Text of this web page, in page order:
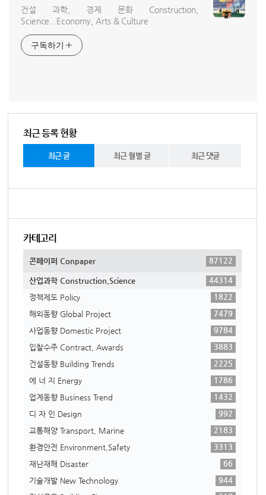
건설 과학, 경제 문화 Construction,
Science...Economy, Arts & Culture
구독하기
최근 등록 현황
최근 글 최근 월별 글 최근 댓글
카테고리
콘페이퍼 Conpaper 87122
산업과학 Construction,Science
44314
정책제도 Policy
1822
해외동향 Global Project
7479
사업동향 Domestic Project
9784
입찰수주 Contract, Awards
3883
건설동향 Building Trends
2225
에 너 지 Energy
1786
업계동향 Business Trend
1432
디 자 인 Design
992
교통해양 Transport, Marine
2183
환경안전 Environment,Safety
3313
재난재해 Disaster
66
기술개발 New Technology
944